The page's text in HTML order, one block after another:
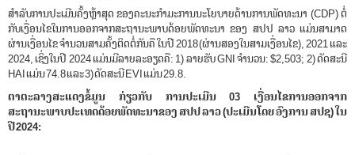
ສໍາລັບການປະເມີນຄັ້ງຫຼ້າສຸດ ຂອງຄະນະກໍາມະການນະໂຍບາຍດ້ານການພັດທະນາ (CDP) ຕໍ່
ກັບເງື່ອນໄຂໃນການອອກຈາກສະຖານະພາບດ້ອຍພັດທະນາ ຂອງ ສປປ ລາວ ແມ່ນສາມາດ
ຜ່ານເງື່ອນໄຂ ຈໍານວນສາມຄັ້ງຕິດຕໍ່ກັນຄື ໃນປີ 2018 (ຜ່ານສອງໃນສາມເງື່ອນໄຂ), 2021 ແລະ
2024, ເຊິ່ງໃນປີ 2024 ແມ່ນມີລາຍລະອຽດຄື: 1) ລາຍຮັບ GNI ຈໍານວນ: $2,503; 2) ດັດສະນີ
HAI ແມ່ນ 74.8 ແລະ 3) ດັດສະນີ EVI ແມ່ນ 29.8.
ຕາຕະລາງສະແດງຂໍ້ມູນ ກ່ຽວກັບ ການປະເມີນ03 ເງື່ອນໄຂການອອກຈາກ
ສະຖານະພາບປະເທດດ້ອຍພັດທະນາຂອງ ສປປ ລາວ (ປະເມີນໂດຍ ອົງການ ສປຊ) ໃນ
ປີ 2024: